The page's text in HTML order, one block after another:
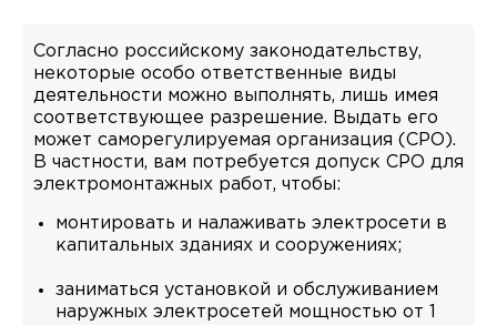
Согласно российскому законодательству,
некоторые особо ответственные виды
деятельности можно выполнять, лишь имея
соответствующее разрешение. Выдать его
может саморегулируемая организация (СРО).
В частности, вам потребуется допуск СРО для
электромонтажных работ, чтобы:
монтировать и налаживать электросети в
капитальных зданиях и сооружениях;
заниматься установкой и обслуживанием
наружных электросетей мощностью от 1